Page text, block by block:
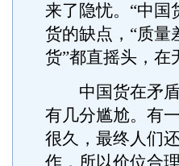
来了隐忧。“中国
货的缺点，“质量
货”都直摇头，在
中国货在矛盾
有几分尴尬。有
很久，最终人们
作，所以价位合